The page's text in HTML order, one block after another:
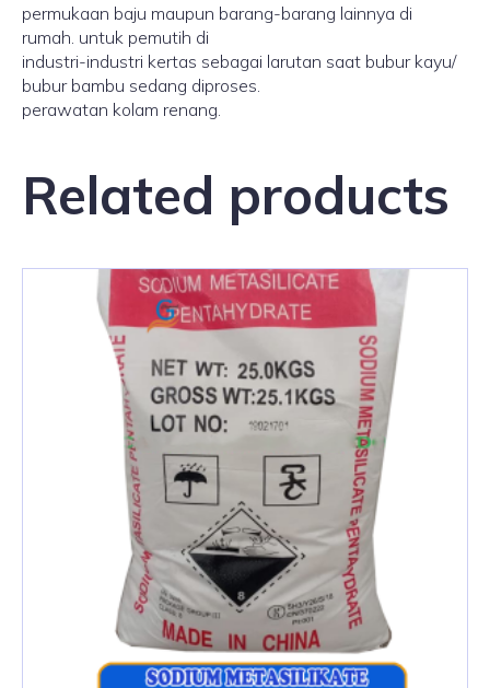
permukaan baju maupun barang-barang lainnya di
rumah. untuk pemutih di
industri-industri kertas sebagai larutan saat bubur kayu/
bubur bambu sedang diproses.
perawatan kolam renang.
Related products